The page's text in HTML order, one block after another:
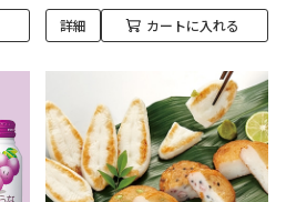
詳細 カートに入れる